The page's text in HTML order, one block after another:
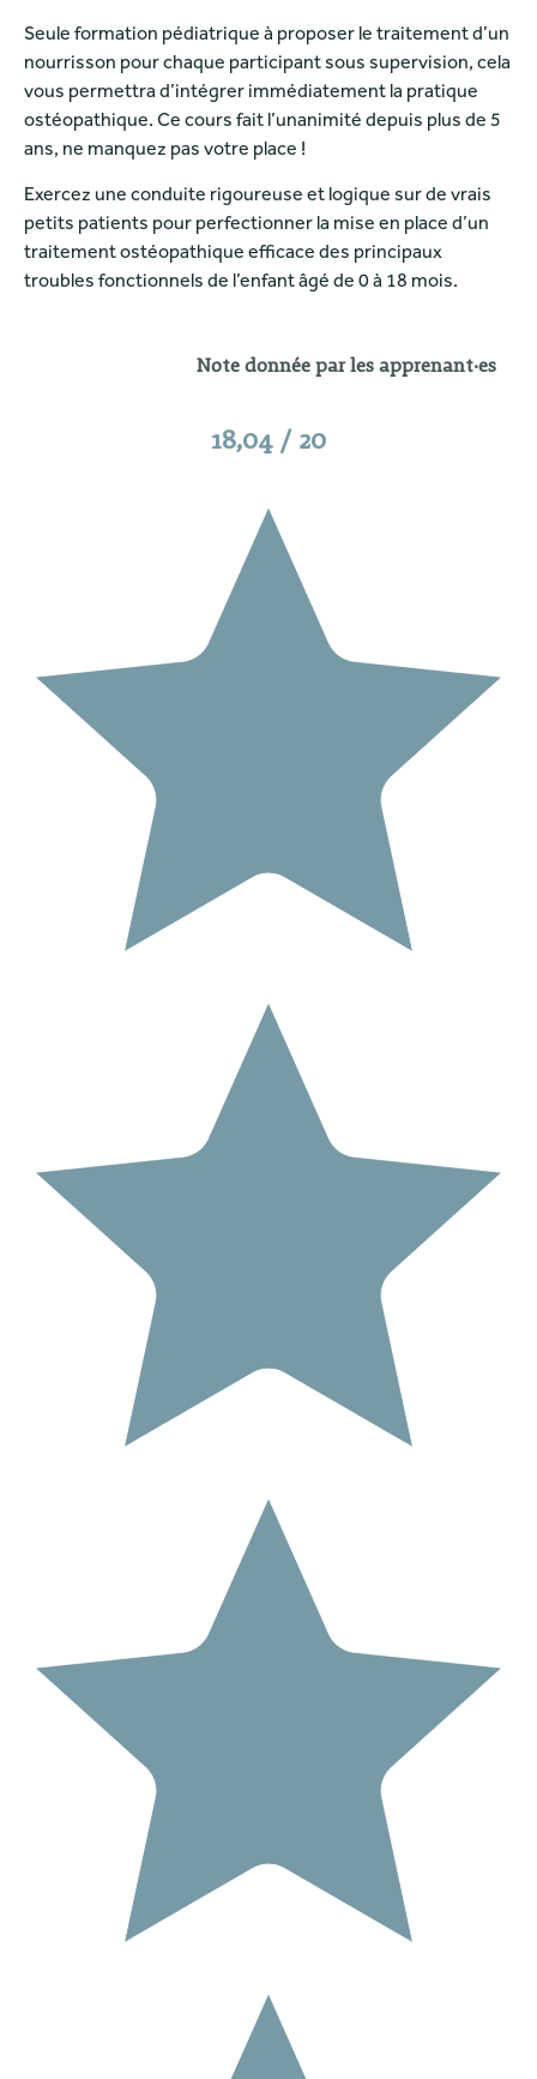
Seule formation pédiatrique à proposer le traitement d’un
nourrisson pour chaque participant sous supervision, cela
vous permettra d’intégrer immédiatement la pratique
ostéopathique. Ce cours fait l’unanimité depuis plus de 5
ans, ne manquez pas votre place !
Exercez une conduite rigoureuse et logique sur de vrais
petits patients pour perfectionner la mise en place d’un
traitement ostéopathique efficace des principaux
troubles fonctionnels de l’enfant âgé de 0 à 18 mois.
Note donnée par les apprenant·es
18,04 / 20